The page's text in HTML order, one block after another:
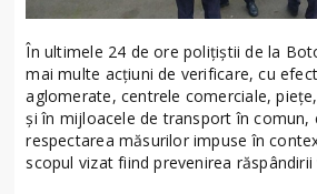
În ultimele 24 de ore polițiștii de la
mai multe acţiuni de verificare, cu
aglomerate, centrele comerciale,
şi în mijloacele de transport în comun,
respectarea măsurilor impuse în
scopul vizat fiind prevenirea răspândirii